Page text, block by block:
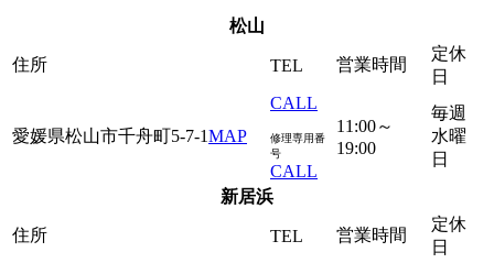
松山
住所 TEL 営業時間
定休
日
愛媛県松山市千舟町5-7-1MAP
CALL
修理専用番
号
CALL
11:00～
19:00
毎週
水曜
日
新居浜
住所 TEL 営業時間
定休
日